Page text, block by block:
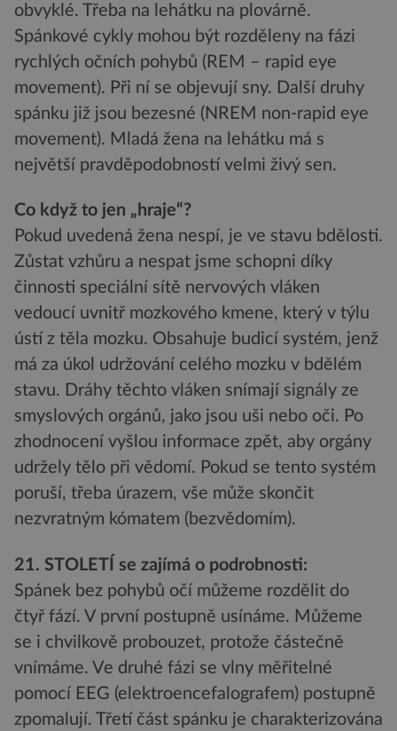
obvyklé. Třeba na lehátku na plovárně.
Spánkové cykly mohou být rozděleny na fázi
rychlých očních pohybů (REM – rapid eye
movement). Při ní se objevují sny. Další druhy
spánku již jsou bezesné (NREM non-rapid eye
movement). Mladá žena na lehátku má s
největší pravděpodobností velmi živý sen.
Co když to jen „hraje“?
Pokud uvedená žena nespí, je ve stavu bdělosti.
Zůstat vzhůru a nespat jsme schopni díky
činnosti speciální sítě nervových vláken
vedoucí uvnitř mozkového kmene, který v týlu
ústí z těla mozku. Obsahuje budicí systém, jenž
má za úkol udržování celého mozku v bdělém
stavu. Dráhy těchto vláken snímají signály ze
smyslových orgánů, jako jsou uši nebo oči. Po
zhodnocení vyšlou informace zpět, aby orgány
udržely tělo při vědomí. Pokud se tento systém
poruší, třeba úrazem, vše může skončit
nezvratným kómatem (bezvědomím).
21. STOLETÍ se zajímá o podrobnosti:
Spánek bez pohybů očí můžeme rozdělit do
čtyř fází. V první postupně usínáme. Můžeme
se i chvilkově probouzet, protože částečně
vnímáme. Ve druhé fázi se vlny měřitelné
pomocí EEG (elektroencefalografem) postupně
zpomalují. Třetí část spánku je charakterizována